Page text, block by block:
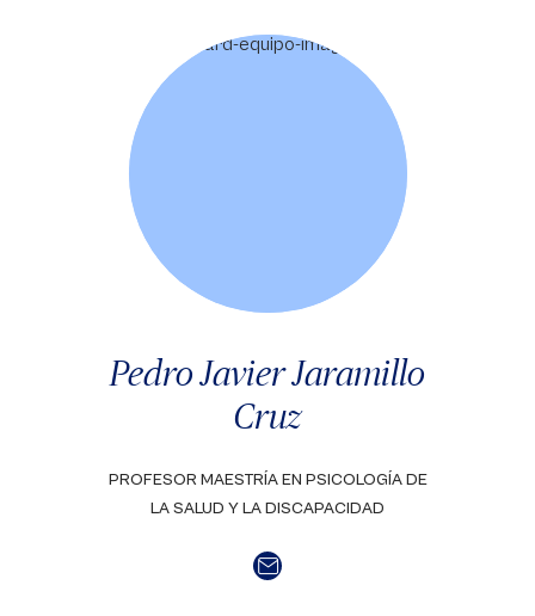
Pedro Javier Jaramillo
Cruz
PROFESOR MAESTRÍA EN PSICOLOGÍA DE
LA SALUD Y LA DISCAPACIDAD